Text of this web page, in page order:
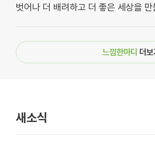
벗어나 더 배려하고 더 좋은 세상을
느낌한마디 더보
새소식